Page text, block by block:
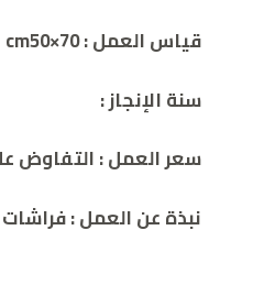
قياس العمل : cm50×70
سنة الإنجاز :
سعر العمل : التفاوض على
نبذة عن العمل :